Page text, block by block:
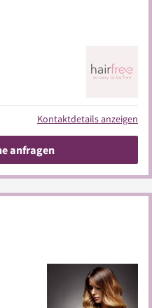
Kontaktdetails anzeigen
anfragen